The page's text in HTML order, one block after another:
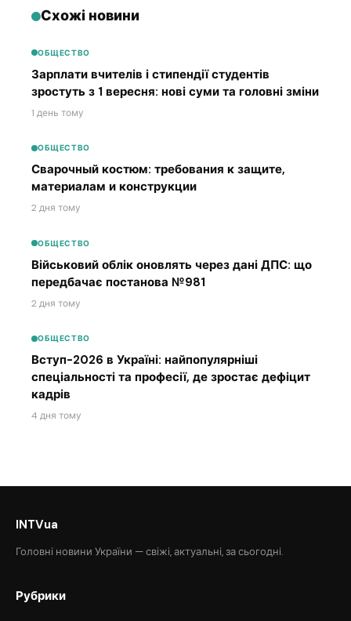
Схожі новини
ОБЩЕСТВО
Зарплати вчителів і стипендії студентів
зростуть з 1 вересня: нові суми та головні зміни
1 день тому
ОБЩЕСТВО
Сварочный костюм: требования к защите,
материалам и конструкции
2 дня тому
ОБЩЕСТВО
Військовий облік оновлять через дані ДПС: що
передбачає постанова №981
2 дня тому
ОБЩЕСТВО
Вступ-2026 в Україні: найпопулярніші
спеціальності та професії, де зростає дефіцит
кадрів
4 дня тому
INTVua
Головні новини України — свіжі, актуальні, за сьогодні.
Рубрики